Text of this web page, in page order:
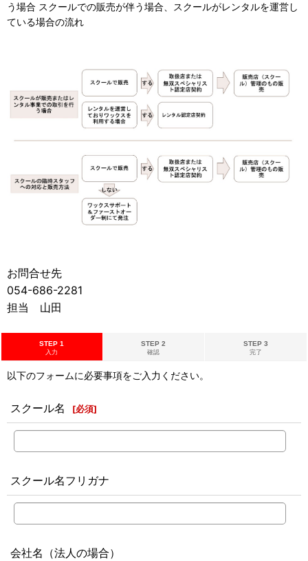
う場合 スクールでの販売が伴う場合、スクールがレンタルを運営し
ている場合の流れ
お問合せ先
054-686-2281
担当 山田
STEP 1
入力
STEP 2
確認
STEP 3
完了
以下のフォームに必要事項をご入力ください。
スクール名 [必須]
スクール名フリガナ
会社名（法人の場合）